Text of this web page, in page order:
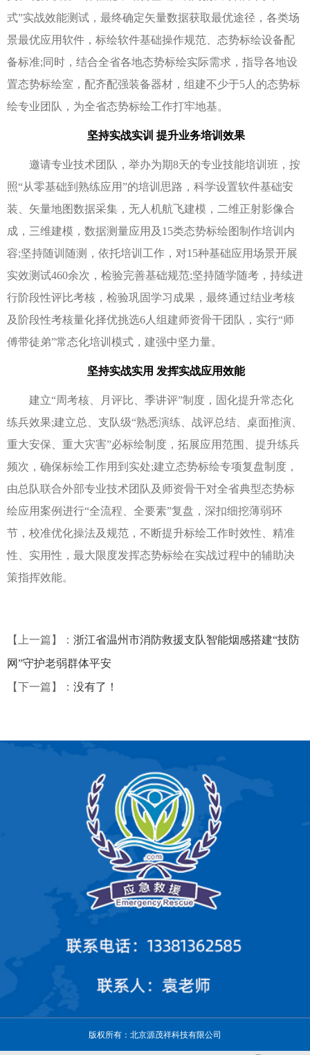
式”实战效能测试，最终确定矢量数据获取最优途径，各类场
景最优应用软件，标绘软件基础操作规范、态势标绘设备配
备标准;同时，结合全省各地态势标绘实际需求，指导各地设
置态势标绘室，配齐配强装备器材，组建不少于5人的态势标
绘专业团队，为全省态势标绘工作打牢地基。
坚持实战实训 提升业务培训效果
邀请专业技术团队，举办为期8天的专业技能培训班，按
照“从零基础到熟练应用”的培训思路，科学设置软件基础安
装、矢量地图数据采集，无人机航飞建模，二维正射影像合
成，三维建模，数据测量应用及15类态势标绘图制作培训内
容;坚持随训随测，依托培训工作，对15种基础应用场景开展
实效测试460余次，检验完善基础规范;坚持随学随考，持续进
行阶段性评比考核，检验巩固学习成果，最终通过结业考核
及阶段性考核量化择优挑选6人组建师资骨干团队，实行“师
傅带徒弟”常态化培训模式，建强中坚力量。
坚持实战实用 发挥实战应用效能
建立“周考核、月评比、季讲评”制度，固化提升常态化
练兵效果;建立总、支队级“熟悉演练、战评总结、桌面推演、
重大安保、重大灾害”必标绘制度，拓展应用范围、提升练兵
频次，确保标绘工作用到实处;建立态势标绘专项复盘制度，
由总队联合外部专业技术团队及师资骨干对全省典型态势标
绘应用案例进行“全流程、全要素”复盘，深扣细挖薄弱环
节，校准优化操法及规范，不断提升标绘工作时效性、精准
性、实用性，最大限度发挥态势标绘在实战过程中的辅助决
策指挥效能。
【上一篇】： 浙江省温州市消防救援支队智能烟感搭建“技防
网”守护老弱群体平安
【下一篇】： 没有了！
版权所有：北京源茂祥科技有限公司